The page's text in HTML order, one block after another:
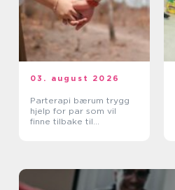
03. august 2026
Parterapi bærum trygg
hjelp for par som vil
finne tilbake til